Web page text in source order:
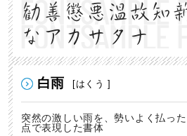
勧善懲悪温故知
なアカサタナ
白雨 [はくう ]
突然の激しい雨を、勢いよく払っ
点で表現した書体